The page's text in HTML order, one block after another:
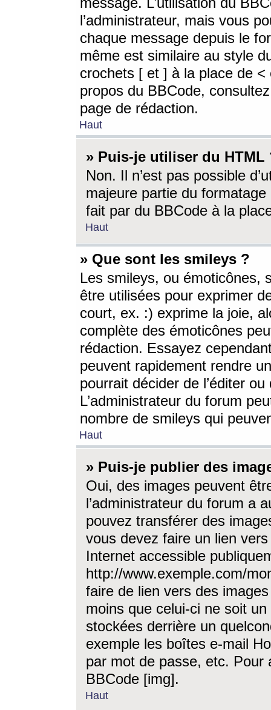
l’administrateur, mais vous
chaque message depuis le
même est similaire au style
crochets [ et ] à la place de <
propos du BBCode,
page de rédaction.
Haut
» Puis-je utiliser du HTML
Non. Il n’est pas possible
majeure partie du
fait par du BBCode à la
Haut
» Que sont les smileys ?
Les smileys, ou émoticônes,
être utilisées pour exprimer
court, ex. :) exprime la joie,
complète des émoticônes
rédaction. Essayez
peuvent rapidement rendre
pourrait décider de l’éditer
L’administrateur du forum
nombre de smileys qui
Haut
» Puis-je publier des
Oui, des images peuvent
l’administrateur du forum a
pouvez transférer des
vous devez faire un lien
Internet accessible
http://www.exemple.com/
faire de lien vers des
moins que celui-ci ne soit
stockées derrière un
exemple les boîtes e-mail
par mot de passe, etc. Pour
BBCode [img].
Haut